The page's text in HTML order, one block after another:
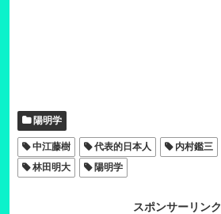
陽明学
中江藤樹 代表的日本人 内村鑑三
林田明大
陽明学
スポンサーリンク